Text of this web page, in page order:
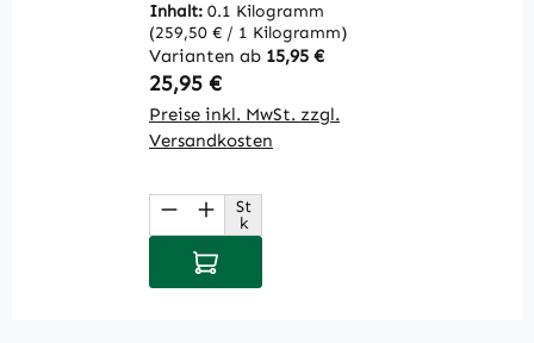
Inhalt: 0.1 Kilogramm
(259,50 € / 1 Kilogramm)
Varianten ab 15,95 €
Regulärer Preis:
25,95 €
Preise inkl. MwSt. zzgl.
Versandkosten
Produkt Anzahl: Gib den
St
k
In den Warenkorb